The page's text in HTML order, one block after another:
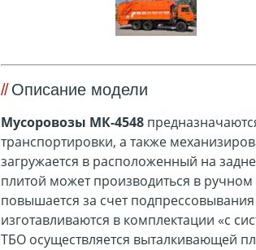
Описание модели
Мусоровозы МК-4548
транспортировки, а также
загружается в расположенный на
плитой может производиться в
повышается за счет
изготавливаются в комплектации «с
ТБО осуществляется выталкивающей